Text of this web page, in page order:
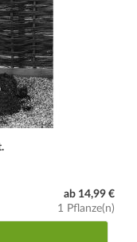
ab 14,99 €
1 Pflanze(n)